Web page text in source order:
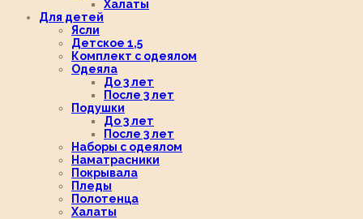
Халаты
Для детей
Ясли
Детское 1,5
Комплект с одеялом
Одеяла
До 3 лет
После 3 лет
Подушки
До 3 лет
После 3 лет
Наборы с одеялом
Наматрасники
Покрывала
Пледы
Полотенца
Халаты